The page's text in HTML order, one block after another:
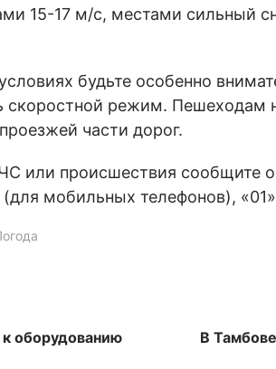
15-17 м/с, местами сильный
будьте особенно
скоростной режим.
части дорог.
или происшествия сообщите
мобильных телефонов),
оборудованию
В